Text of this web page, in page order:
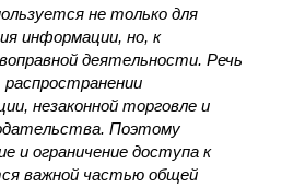
не только для
информации, но, к
деятельности. Речь
незаконной торговле и
Поэтому
и ограничение доступа к
важной частью общей